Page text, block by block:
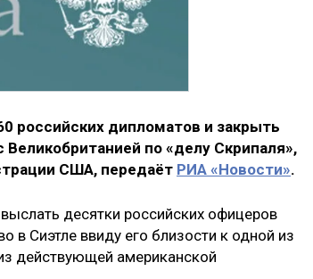
российских дипломатов и закрыть
Великобританией по «делу Скрипаля»,
США, передаёт РИА «Новости».
десятки российских офицеров
в Сиэтле ввиду его близости к одной из
действующей американской